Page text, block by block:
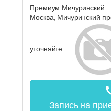
Премиум Мичуринский
Москва, Мичуринский
уточняйте
Запись на